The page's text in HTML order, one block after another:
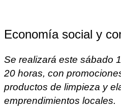
Economía social y
Se realizará este sábado
20 horas, con
productos de limpieza y
emprendimientos locales.